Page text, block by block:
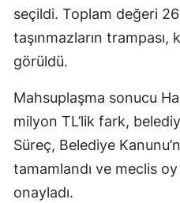
seçildi. Toplam değeri
taşınmazların trampası,
görüldü.
Mahsuplaşma sonucu
milyon TL’lik fark,
Süreç, Belediye
tamamlandı ve meclis
onayladı.